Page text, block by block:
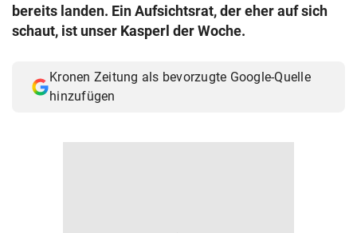
Muthgasse 2, 1190 Wien
bereits landen. Ein Aufsichtsrat, der eher auf sich
schaut, ist unser Kasperl der Woche.
Kronen Zeitung als bevorzugte Google-Quelle
hinzufügen